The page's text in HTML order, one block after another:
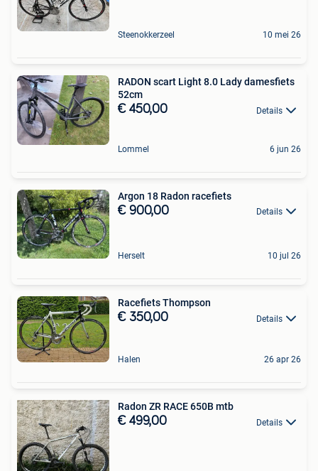
Steenokkerzeel 10 mei 26
RADON scart Light 8.0 Lady damesfiets
52cm
€ 450,00 Details
Lommel 6 jun 26
Argon 18 Radon racefiets
€ 900,00 Details
Herselt 10 jul 26
Racefiets Thompson
€ 350,00 Details
Halen 26 apr 26
Radon ZR RACE 650B mtb
€ 499,00 Details